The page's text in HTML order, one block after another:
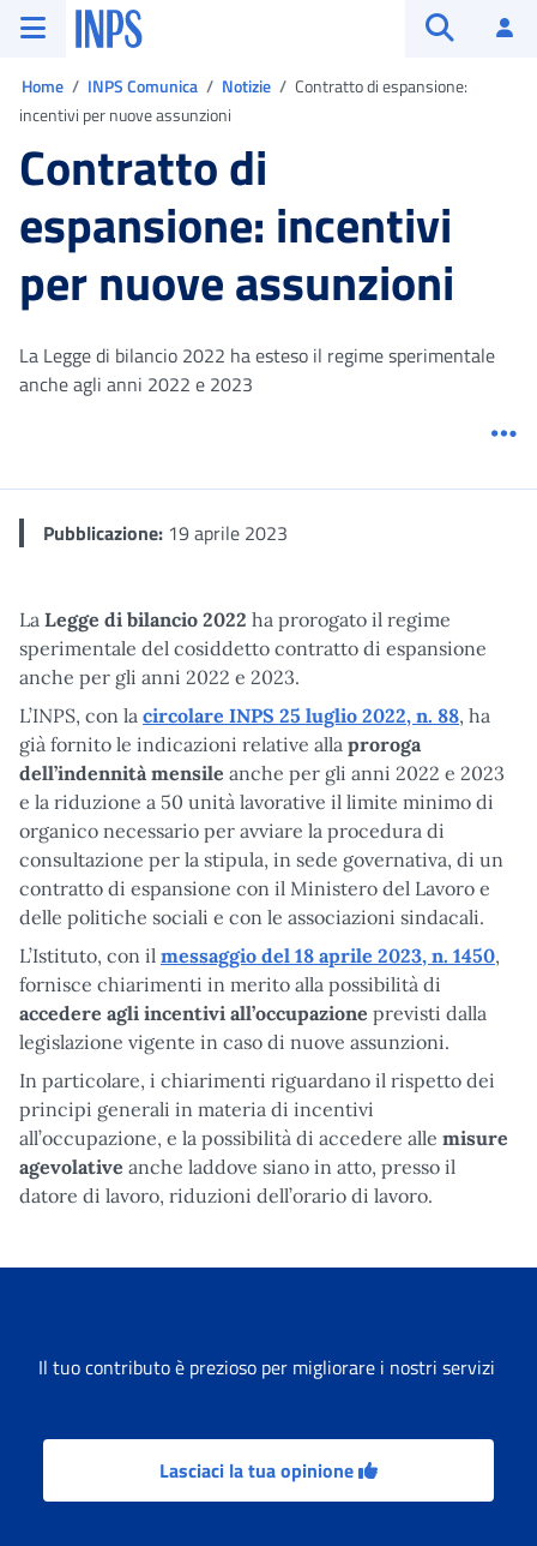
Vai al menu principale
Vai al contenuto principale
Vai al pie' di pagina
INPS ()
Home INPS Comunica Notizie
Contratto di espansione:
incentivi per nuove assunzioni
Contratto di
espansione: incentivi
per nuove assunzioni
La Legge di bilancio 2022 ha esteso il regime sperimentale
anche agli anni 2022 e 2023
Pubblicazione: 19 aprile 2023
La Legge di bilancio 2022 ha prorogato il regime
sperimentale del cosiddetto contratto di espansione
anche per gli anni 2022 e 2023.
L’INPS, con la circolare INPS 25 luglio 2022, n. 88, ha
già fornito le indicazioni relative alla proroga
dell’indennità mensile anche per gli anni 2022 e 2023
e la riduzione a 50 unità lavorative il limite minimo di
organico necessario per avviare la procedura di
consultazione per la stipula, in sede governativa, di un
contratto di espansione con il Ministero del Lavoro e
delle politiche sociali e con le associazioni sindacali.
L’Istituto, con il messaggio del 18 aprile 2023, n. 1450,
fornisce chiarimenti in merito alla possibilità di
accedere agli incentivi all’occupazione previsti dalla
legislazione vigente in caso di nuove assunzioni.
In particolare, i chiarimenti riguardano il rispetto dei
principi generali in materia di incentivi
all’occupazione, e la possibilità di accedere alle misure
agevolative anche laddove siano in atto, presso il
datore di lavoro, riduzioni dell’orario di lavoro.
Il tuo contributo è prezioso per migliorare i nostri servizi
Lasciaci la tua opinione